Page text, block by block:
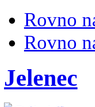
Rovno
Rovno
Jelenec